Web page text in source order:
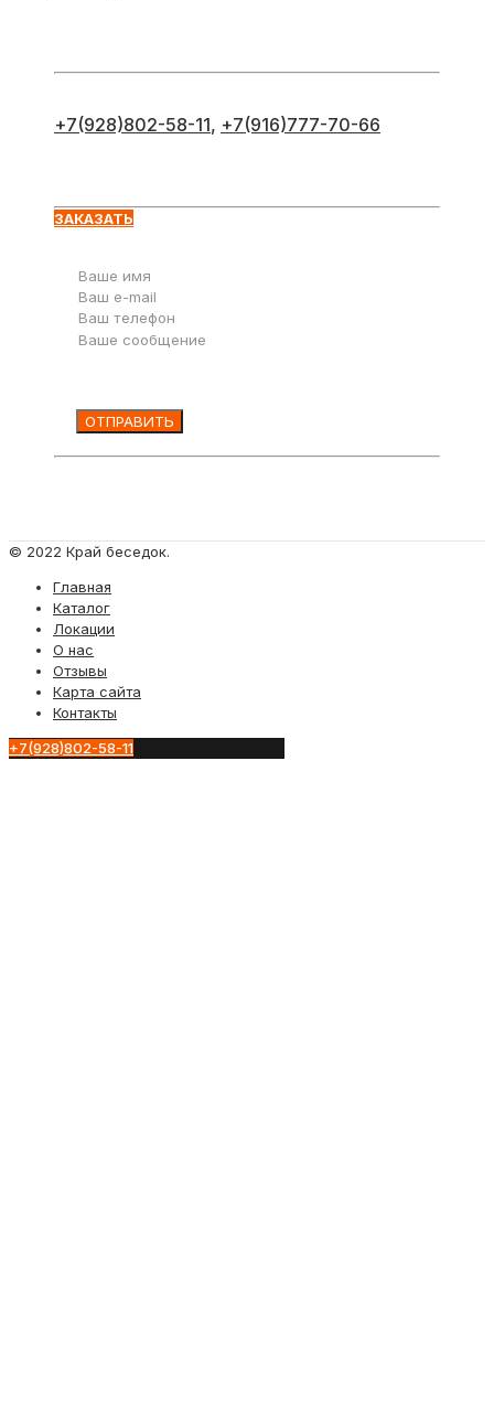
+7(928)802-58-11, +7(916)777-70-66
ЗАКАЗАТЬ
© 2022 Край беседок.
Главная
Каталог
Локации
О нас
Отзывы
Карта сайта
Контакты
+7(928)802-58-11